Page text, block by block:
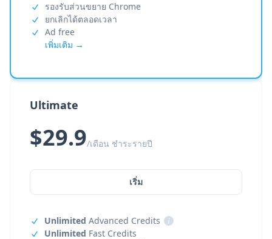
รองรับส่วนขยาย Chrome
ยกเลิกได้ตลอดเวลา
Ad free
เพิ่มเติม →
Ultimate
$29.9/เดือน ชำระรายปี
เริ่ม
Unlimited Advanced Credits
i
Unlimited Fast Credits